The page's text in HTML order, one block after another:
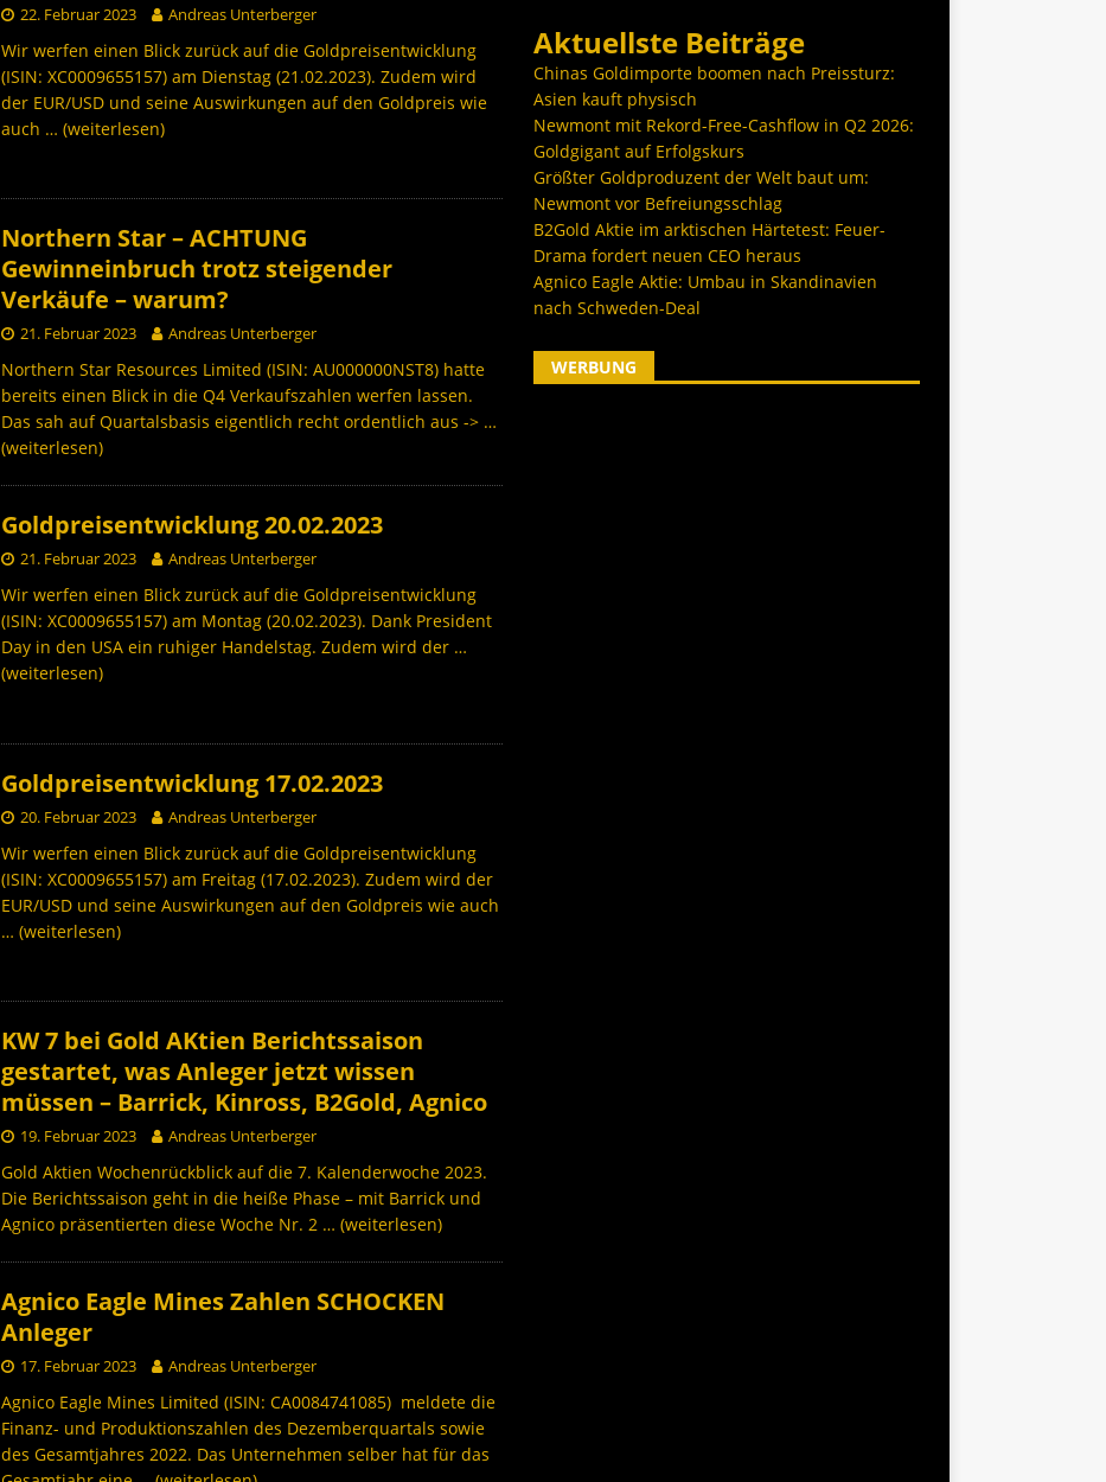
22. Februar 2023 Andreas Unterberger
Wir werfen einen Blick zurück auf die Goldpreisentwicklung
(ISIN: XC0009655157) am Dienstag (21.02.2023). Zudem wird
der EUR/USD und seine Auswirkungen auf den Goldpreis wie
auch … (weiterlesen)
Northern Star – ACHTUNG
Gewinneinbruch trotz steigender
Verkäufe – warum?
21. Februar 2023 Andreas Unterberger
Northern Star Resources Limited (ISIN: AU000000NST8) hatte
bereits einen Blick in die Q4 Verkaufszahlen werfen lassen.
Das sah auf Quartalsbasis eigentlich recht ordentlich aus -> …
(weiterlesen)
Goldpreisentwicklung 20.02.2023
21. Februar 2023 Andreas Unterberger
Wir werfen einen Blick zurück auf die Goldpreisentwicklung
(ISIN: XC0009655157) am Montag (20.02.2023). Dank President
Day in den USA ein ruhiger Handelstag. Zudem wird der …
(weiterlesen)
Goldpreisentwicklung 17.02.2023
20. Februar 2023 Andreas Unterberger
Wir werfen einen Blick zurück auf die Goldpreisentwicklung
(ISIN: XC0009655157) am Freitag (17.02.2023). Zudem wird der
EUR/USD und seine Auswirkungen auf den Goldpreis wie auch
… (weiterlesen)
KW 7 bei Gold AKtien Berichtssaison
gestartet, was Anleger jetzt wissen
müssen – Barrick, Kinross, B2Gold, Agnico
19. Februar 2023 Andreas Unterberger
Gold Aktien Wochenrückblick auf die 7. Kalenderwoche 2023.
Die Berichtssaison geht in die heiße Phase – mit Barrick und
Agnico präsentierten diese Woche Nr. 2 … (weiterlesen)
Agnico Eagle Mines Zahlen SCHOCKEN
Anleger
17. Februar 2023 Andreas Unterberger
Agnico Eagle Mines Limited (ISIN: CA0084741085) meldete die
Finanz- und Produktionszahlen des Dezemberquartals sowie
des Gesamtjahres 2022. Das Unternehmen selber hat für das
Aktuellste Beiträge
Chinas Goldimporte boomen nach Preissturz:
Asien kauft physisch
Newmont mit Rekord-Free-Cashflow in Q2 2026:
Goldgigant auf Erfolgskurs
Größter Goldproduzent der Welt baut um:
Newmont vor Befreiungsschlag
B2Gold Aktie im arktischen Härtetest: Feuer-
Drama fordert neuen CEO heraus
Agnico Eagle Aktie: Umbau in Skandinavien
nach Schweden-Deal
WERBUNG